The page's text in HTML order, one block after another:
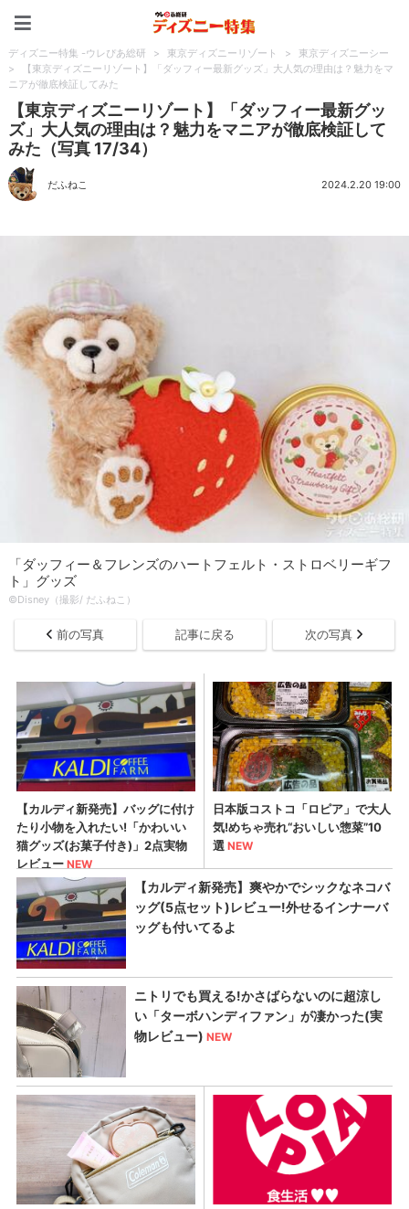
ディズニー特集 -ウレぴあ総研 > 東京ディズニーリゾート >
東京ディズニーシー
>
【東京ディズニーリゾート】「ダッフィー最新グッズ」大人気の理由は？魅力をマ
ニアが徹底検証してみた
【東京ディズニーリゾート】「ダッフィー最新グッ
ズ」大人気の理由は？魅力をマニアが徹底検証して
みた（写真 17/34）
だふねこ 2024.2.20 19:00
「ダッフィー＆フレンズのハートフェルト・ストロベリーギフ
ト」グッズ
©Disney（撮影/ だふねこ）
前の写真 記事に戻る 次の写真